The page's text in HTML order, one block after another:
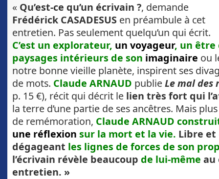
« Qu’est-ce qu’un écrivain ?, demande
Frédérick CASADESUS en préambule à cet
entretien. Pas seulement quelqu’un qui écrit.
C’est un explorateur, un voyageur, un être
paysages intérieurs de son imaginaire ou
notre bonne vieille planète, inspirent ses
de mots. Claude ARNAUD publieLe mal des
p. 15 €), récit qui décrit le lien très fort qui
la terre d’une partie de ses ancêtres. Mais
de remémoration, Claude ARNAUD
une réflexion sur la mort et la vie. Libre et
dégageant les lignes de forces de son
l’écrivain révèle beaucoup de lui-même au
entretien. »